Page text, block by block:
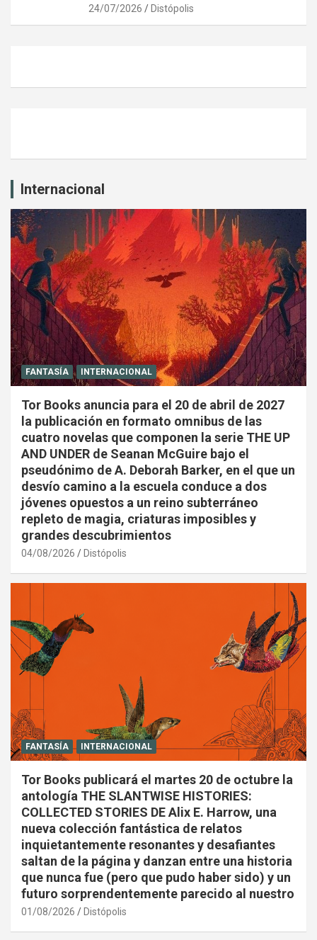
24/07/2026 Distópolis
Internacional
FANTASÍA INTERNACIONAL
Tor Books anuncia para el 20 de abril de 2027
la publicación en formato omnibus de las
cuatro novelas que componen la serie THE UP
AND UNDER de Seanan McGuire bajo el
pseudónimo de A. Deborah Barker, en el que un
desvío camino a la escuela conduce a dos
jóvenes opuestos a un reino subterráneo
repleto de magia, criaturas imposibles y
grandes descubrimientos
04/08/2026 Distópolis
FANTASÍA INTERNACIONAL
Tor Books publicará el martes 20 de octubre la
antología THE SLANTWISE HISTORIES:
COLLECTED STORIES DE Alix E. Harrow, una
nueva colección fantástica de relatos
inquietantemente resonantes y desafiantes
saltan de la página y danzan entre una historia
que nunca fue (pero que pudo haber sido) y un
futuro sorprendentemente parecido al nuestro
01/08/2026 Distópolis